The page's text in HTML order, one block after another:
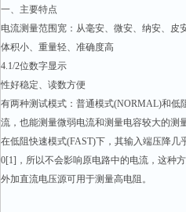
一、主要特点
电流测量范围宽：从毫安、微安、纳安、
体积小、重量轻、准确度高
4.1/2位数字显示
性好稳定、读数方便
有两种测试模式：普通模式(NORMAL)和低
流，也能测量微弱电流和测量电容较大的测
在低阻快速模式(FAST)下，其输入端压降
0[1]，所以不会影响原电路中的电流，这种
外加直流电压源可用于测量高电阻。